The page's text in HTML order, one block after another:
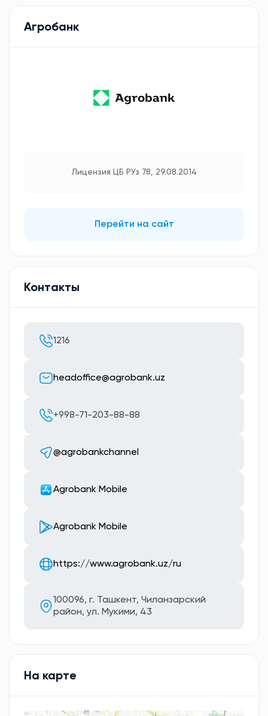
Агробанк
Лицензия ЦБ РУз 78, 29.08.2014
Перейти на сайт
Контакты
1216
headoffice@agrobank.uz
+998-71-203-88-88
@agrobankchannel
Agrobank Mobile
Agrobank Mobile
https://www.agrobank.uz/ru
100096, г. Ташкент, Чиланзарский
район, ул. Мукими, 43
На карте